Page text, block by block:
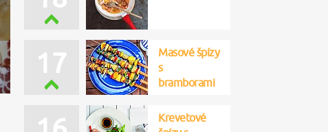
Krevetové
17
Masové špízy
s
bramborami